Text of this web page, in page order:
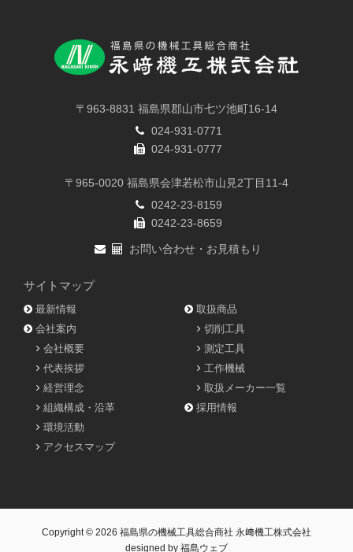
〒963-8831 福島県郡山市七ツ池町16-14
024-931-0771
024-931-0777
〒965-0020 福島県会津若松市山見2丁目11-4
0242-23-8159
0242-23-8659
お問い合わせ・お見積もり
サイトマップ
最新情報
会社案内
会社概要
代表挨拶
経営理念
組織構成・沿革
環境活動
アクセスマップ
取扱商品
切削工具
測定工具
工作機械
取扱メーカー一覧
採用情報
Copyright © 2026 福島県の機械工具総合商社 永﨑機工株式会社
designed by 福島ウェブ